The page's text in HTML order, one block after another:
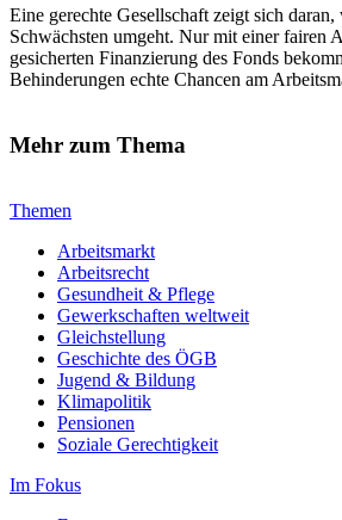
Eine gerechte Gesellschaft zeigt sich daran,
Schwächsten umgeht. Nur mit einer fairen
gesicherten Finanzierung des Fonds
Behinderungen echte Chancen am
Mehr zum Thema
Themen
Arbeitsmarkt
Arbeitsrecht
Gesundheit & Pflege
Gewerkschaften weltweit
Gleichstellung
Geschichte des ÖGB
Jugend & Bildung
Klimapolitik
Pensionen
Soziale Gerechtigkeit
Im Fokus